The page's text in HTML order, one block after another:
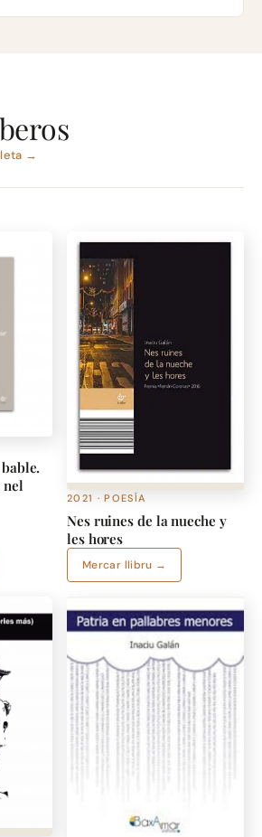
→
nel
2021 · POESÍA
Nes ruines de la nueche y
les hores
Mercar llibru →